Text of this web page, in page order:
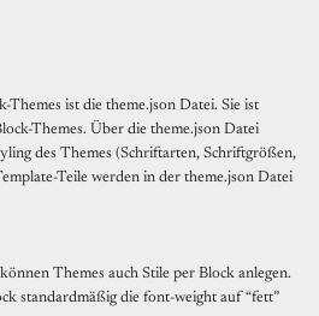
Themes ist die theme.json Datei. Sie ist
Themes. Über die theme.json Datei
des Themes (Schriftarten, Schriftgrößen,
Teile werden in der theme.json Datei
Themes auch Stile per Block anlegen.
standardmäßig die font-weight auf “fett”